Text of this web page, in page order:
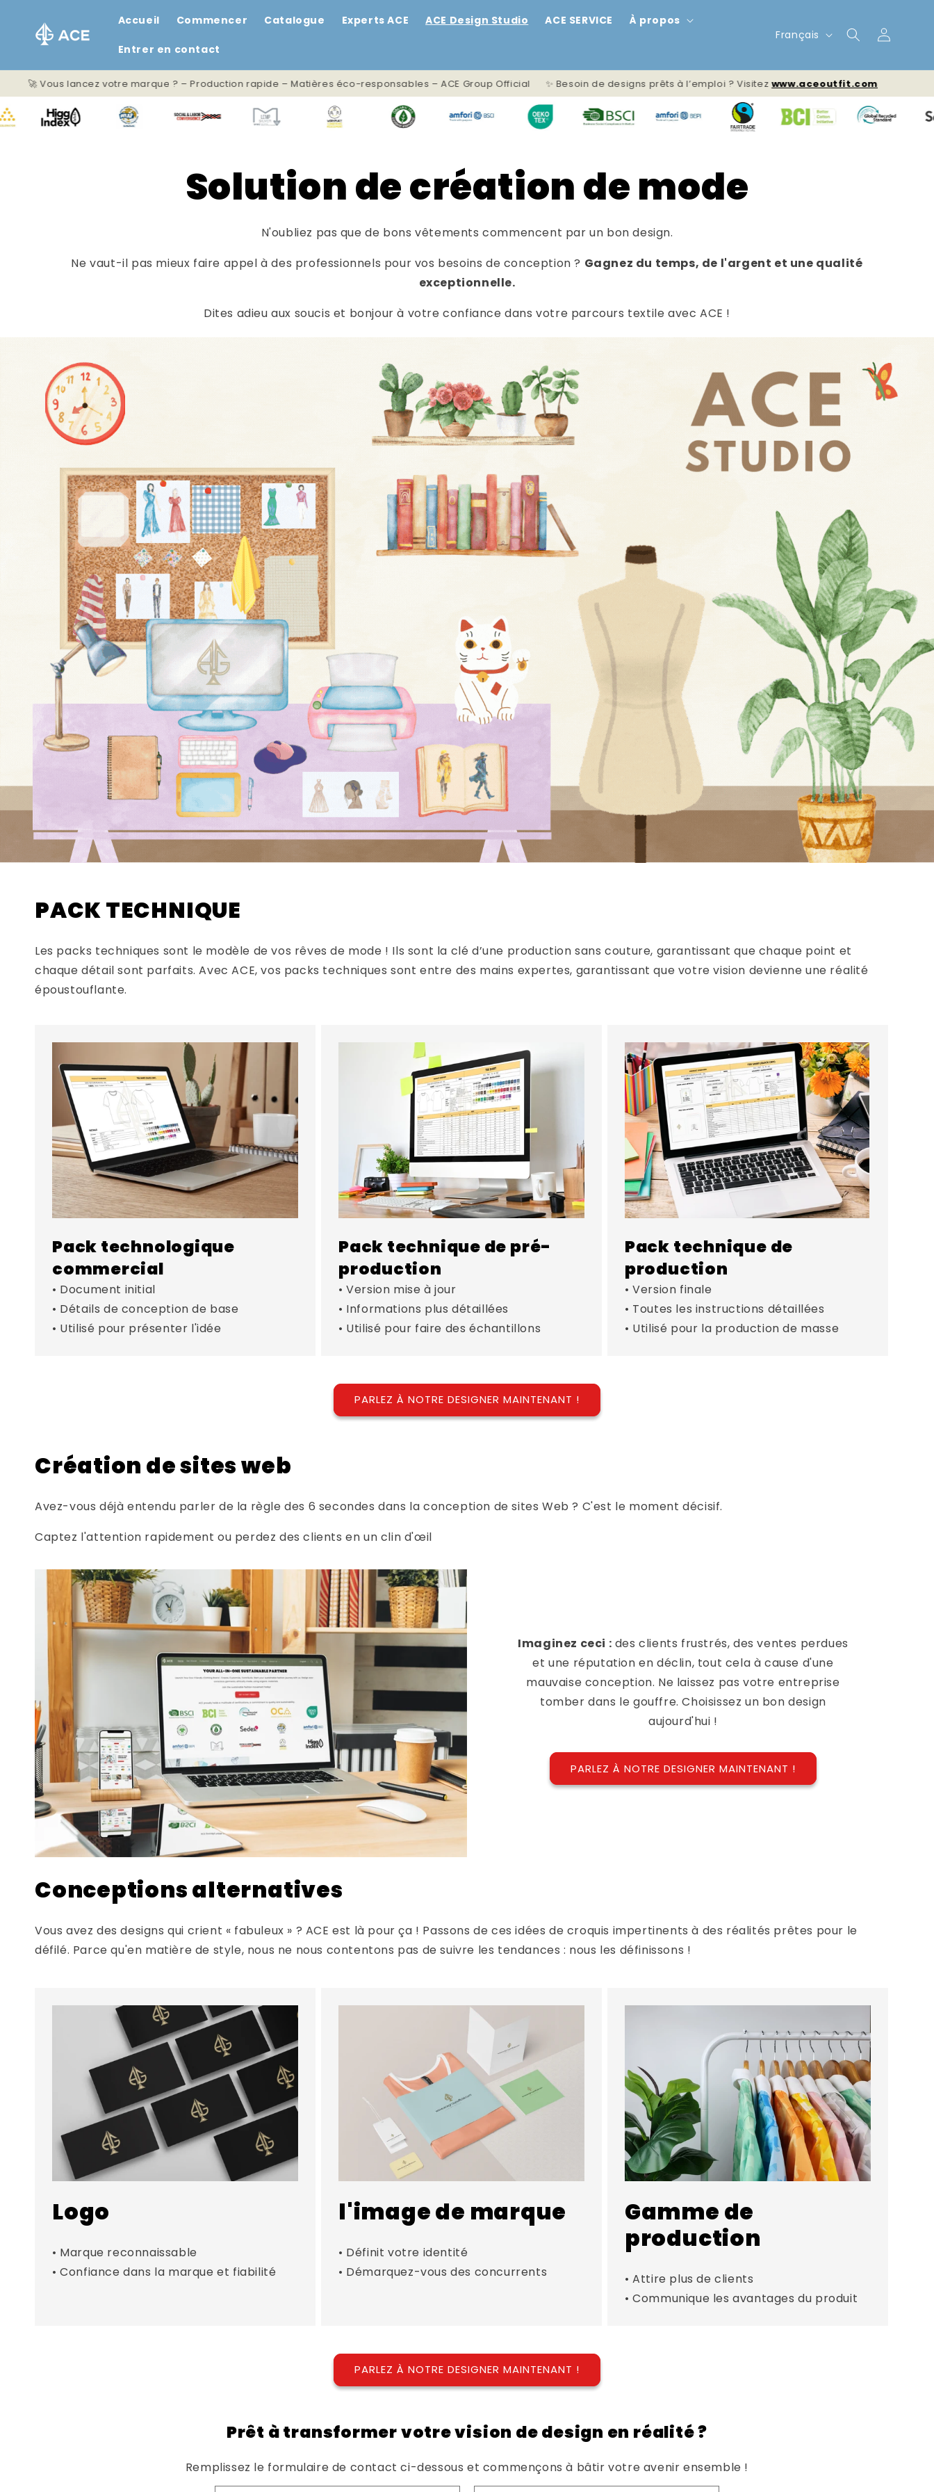
contenu
Accueil Commencer Catalogue Experts ACE ACE Design Studio ACE SERVICE À propos
Entrer en contact
L
n
g
Français Connexion
votre marque ? – Production rapide – Matières éco-responsables – ACE Group Official ✨ Besoin de designs prêts à l’emploi ? Visitezwww.aceoutfit.com
Solution de création de mode
N'oubliez pas que de bons vêtements commencent par un bon design.
Ne vaut-il pas mieux faire appel à des professionnels pour vos besoins de conception ? Gagnez du temps, de l'argent et une qualité
exceptionnelle.
Dites adieu aux soucis et bonjour à votre confiance dans votre parcours textile avec ACE !
PACK TECHNIQUE
Les packs techniques sont le modèle de vos rêves de mode ! Ils sont la clé d’une production sans couture, garantissant que chaque point et
chaque détail sont parfaits. Avec ACE, vos packs techniques sont entre des mains expertes, garantissant que votre vision devienne une réalité
époustouflante.
Pack technologique
commercial
• Document initial
• Détails de conception de base
• Utilisé pour présenter l'idée
Pack technique de pré-
production
• Version mise à jour
• Informations plus détaillées
• Utilisé pour faire des échantillons
Pack technique de
production
• Version finale
• Toutes les instructions détaillées
• Utilisé pour la production de masse
PARLEZ À NOTRE DESIGNER MAINTENANT !
Création de sites web
Avez-vous déjà entendu parler de la règle des 6 secondes dans la conception de sites Web ? C'est le moment décisif.
Captez l'attention rapidement ou perdez des clients en un clin d'œil
Imaginez ceci : des clients frustrés, des ventes perdues
et une réputation en déclin, tout cela à cause d'une
mauvaise conception. Ne laissez pas votre entreprise
tomber dans le gouffre. Choisissez un bon design
aujourd'hui !
PARLEZ À NOTRE DESIGNER MAINTENANT !
Conceptions alternatives
Vous avez des designs qui crient « fabuleux » ? ACE est là pour ça ! Passons de ces idées de croquis impertinents à des réalités prêtes pour le
défilé. Parce qu'en matière de style, nous ne nous contentons pas de suivre les tendances : nous les définissons !
Logo
• Marque reconnaissable
• Confiance dans la marque et fiabilité
l'image de marque
• Définit votre identité
• Démarquez-vous des concurrents
Gamme de
production
• Attire plus de clients
• Communique les avantages du produit
PARLEZ À NOTRE DESIGNER MAINTENANT !
Prêt à transformer votre vision de design en réalité ?
Remplissez le formulaire de contact ci-dessous et commençons à bâtir votre avenir ensemble !